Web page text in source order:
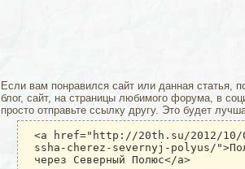
Если вам понравился сайт или данная статья,
блог, сайт, на страницы любимого форума, в
просто отправьте ссылку другу. Это будет
<a href="http://20th.su/2012/10/
ssha-cherez-severnyj-polyus/
через Северный Полюс</a>